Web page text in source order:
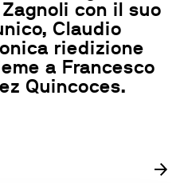
con il suo
Claudio
riedizione
a Francesco
Quincoces.